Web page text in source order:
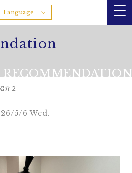
Language
RECOMMENDATION
介２
5/6 Wed.